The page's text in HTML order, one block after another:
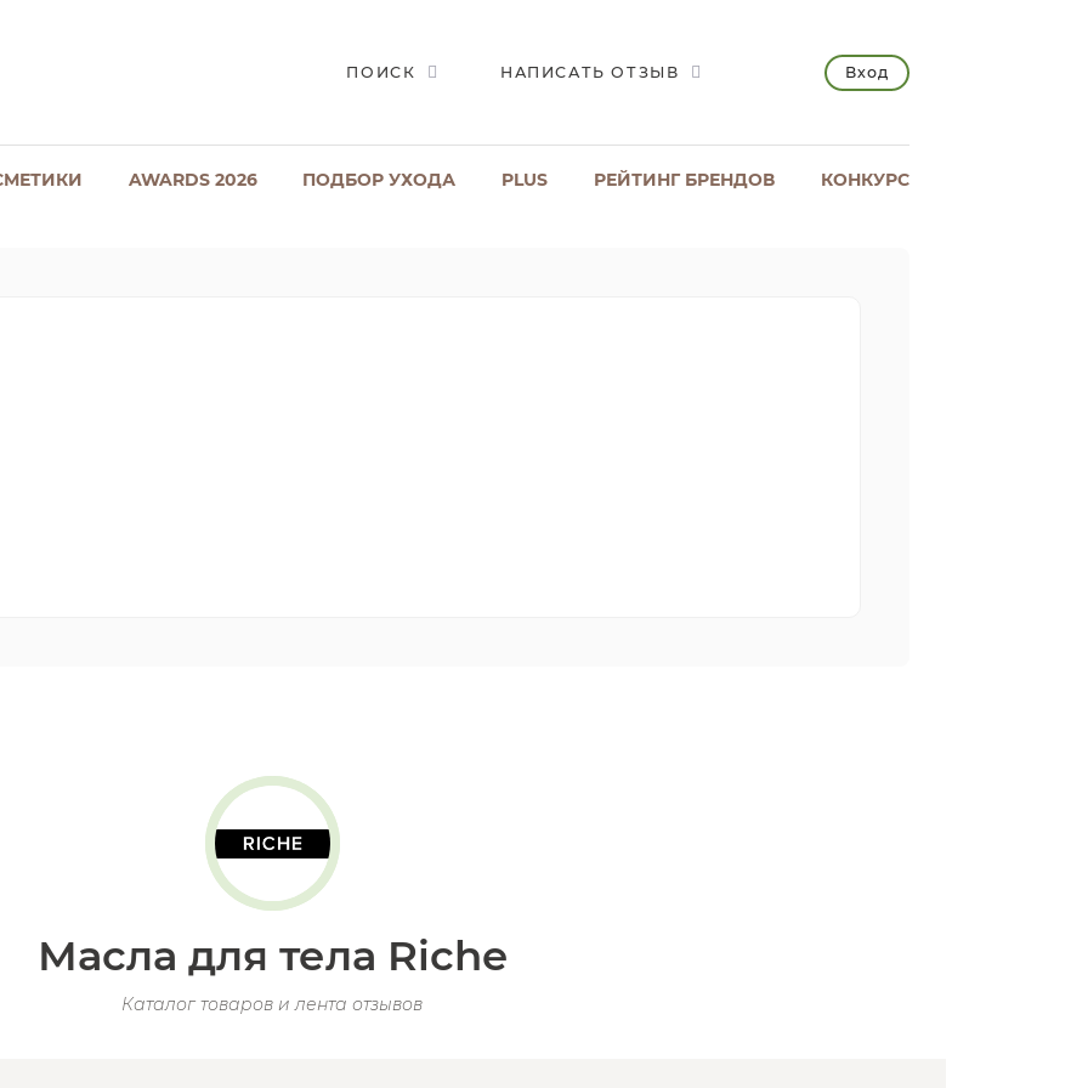
ПОИСК НАПИСАТЬ ОТЗЫВ Вход
AWARDS 2026 ПОДБОР УХОДА PLUS РЕЙТИНГ БРЕНДОВ КОНКУРС
Масла для тела Riche
Каталог товаров и лента отзывов